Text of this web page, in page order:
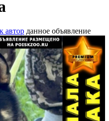
автор данное объявление